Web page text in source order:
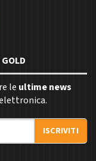
le ultime news
ISCRIVITI